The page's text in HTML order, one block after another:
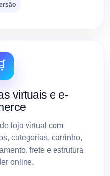
virtuais e e-
loja virtual com
categorias, carrinho,
frete e estrutura
online.